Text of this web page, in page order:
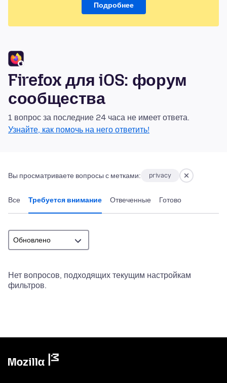
Подробнее
Firefox для iOS: форум
сообщества
1 вопрос за последние 24 часа не имеет ответа.
Узнайте, как помочь на него ответить!
Вы просматриваете вопросы с метками: privacy
Все Требуется внимание Отвеченные Готово
Нет вопросов, подходящих текущим настройкам
фильтров.